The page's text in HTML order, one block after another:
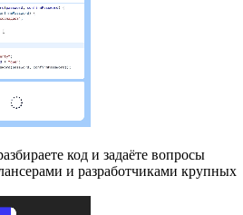
код и задаёте вопросы
и разработчиками крупных